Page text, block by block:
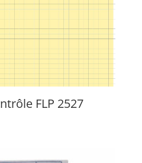
FLP 2527